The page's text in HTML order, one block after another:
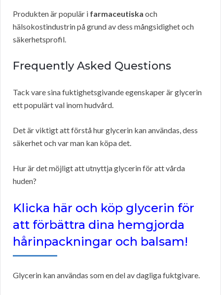
Produkten är populär i farmaceutiska och
hälsokostindustrin på grund av dess mångsidighet och
säkerhetsprofil.
Frequently Asked Questions
Tack vare sina fuktighetsgivande egenskaper är glycerin
ett populärt val inom hudvård.
Det är viktigt att förstå hur glycerin kan användas, dess
säkerhet och var man kan köpa det.
Hur är det möjligt att utnyttja glycerin för att vårda
huden?
Klicka här och köp glycerin för
att förbättra dina hemgjorda
hårinpackningar och balsam!
Glycerin kan användas som en del av dagliga fuktgivare.